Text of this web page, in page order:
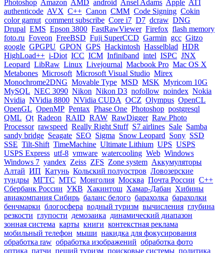
Photoshop Amazon AMD android Ansel Adams Apple ATI
authenticode AVX C++ Canon CMM Code Signing Cokin
color gamut comment subscribe Core i7 D7 dcraw DNG
Drupal EMS Epson 3800 FastRawViewer Firefox flash memory
foto.ru Foveon FreeBSD Fuji SuperCCD Garmin gcc Gitzo
google GPGPU GPON GPS Hackintosh Hasselblad HDR
HighLoad++ i-Diot ICC ICM Infiniband intel ISPC JNX
Leopard LibRaw Linux Livejournal Macbook Pro Mac OS X
Metabones Microsoft Microsoft Visual Studio Mirex
Monochrome2DNG Movable Type MSD MSK Myricom 10G
MySQL NEC 3090 Nikon Nikon D3 nofollow noindex Nokia
Nvidia NVidia 8800 NVidia CUDA OCZ Olympus OpenCL
OpenGL OpenMP Pentax Phase One Photoshop postgresql
QML Qt Radeon RAID RAW RawDigger Raw Photo
Processor rawspeed Really Right Stuff S7 airlines Sale Samba
sandy bridge Seagate SEO Sigma Snow Leopard Sony SSD
SSE Tilt-Shift TimeMachine Ultimate Lithium UPS USPS
USPS Express utf-8 vmware watercooling Web Windows
Windows 7 yandex Zeiss ZFS Zone system Аккумуляторы
Алтай ИП Катунь Кольский полуостров Ловозерские
тундры МГТС МТС Монголия Москва Почта России С++
Сбербанк России УКВ Хакинтош Хамар-Дабан Хибины
авиакомпания Сибирь баланс белого барахолка барахолки
бенчмарки блогосфера водный туризм вычисления глубина
резкости глупости демозаика динамический диапазон
зонная система карты книги контекстная реклама
мобильный телефон мыши накидка для фокусирования
обработка raw обработка изображений обработка фото
оптика патчи пеший туризм поисковые системы политика